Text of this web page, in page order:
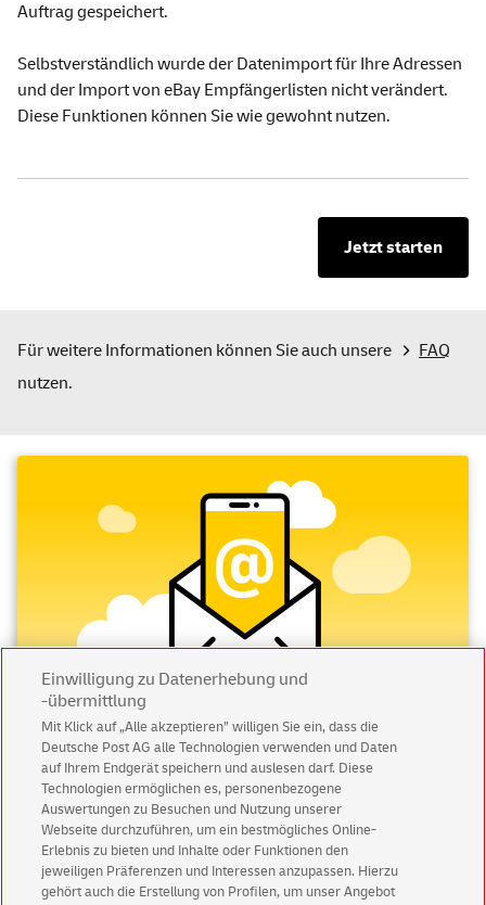
Auftrag gespeichert.
Selbstverständlich wurde der Datenimport für Ihre Adressen
und der Import von eBay Empfängerlisten nicht verändert.
Diese Funktionen können Sie wie gewohnt nutzen.
Jetzt starten
Für weitere Informationen können Sie auch unsere
FAQ
nutzen.
Abonnieren Sie unseren Newsletter
Immer informiert über exklusive Angebote und
Aktionen - jetzt mit Vorteil
Privatkundensichern sich einen5 € Gutschein
für POSTSCAN!
Einwilligung zu Datenerhebung und
-übermittlung
Mit Klick auf „Alle akzeptieren” willigen Sie ein, dass die
Deutsche Post AG alle Technologien verwenden und Daten
auf Ihrem Endgerät speichern und auslesen darf. Diese
Technologien ermöglichen es, personenbezogene
Auswertungen zu Besuchen und Nutzung unserer
Webseite durchzuführen, um ein bestmögliches Online-
Erlebnis zu bieten und Inhalte oder Funktionen den
jeweiligen Präferenzen und Interessen anzupassen. Hierzu
gehört auch die Erstellung von Profilen, um unser Angebot